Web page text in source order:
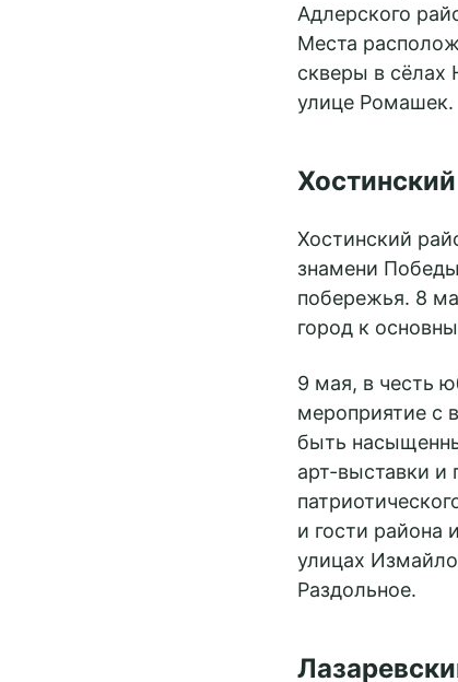
Адлерского
Места
скверы в сёлах
улице Ромашек.
Хостинский
знамени
побережья. 8
город к
9 мая, в честь
мероприятие с
быть
арт-выставки и
и гости района
улицах
Раздольное.